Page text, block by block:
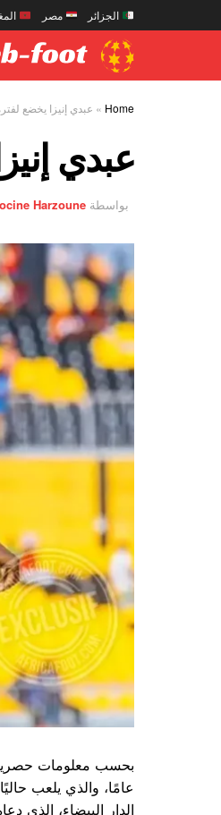
الجزائر مصر
Home
» عبدي إنيزا يخضع
عبدي
بواسطة Harzoune
عامًا، والذي يلعب
الدار البيضاء، الذي